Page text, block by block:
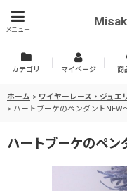
メニュー
カテゴリ マイページ 商
ホーム > ワイヤーレース・ジュエ
> ハートブーケのペンダントNEW
ハートブーケのペン